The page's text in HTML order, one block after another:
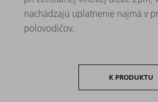
nachádzajú uplatnenie najmä v
polovodičov.
K PRODUKTU